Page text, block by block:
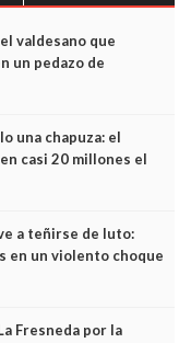
valdesano que
un pedazo de
una chapuza: el
casi 20 millones el
no cabían por los
a teñirse de luto:
en un violento choque
Fresneda por la